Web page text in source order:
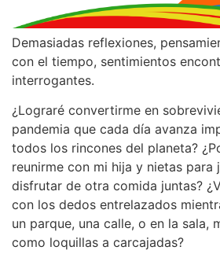
Demasiadas reflexiones,
con el tiempo, sentimientos
interrogantes.
¿Lograré convertirme en
pandemia que cada día avanza
todos los rincones del planeta?
reunirme con mi hija y nietas para
disfrutar de otra comida juntas?
con los dedos entrelazados
un parque, una calle, o en la sala,
como loquillas a carcajadas?